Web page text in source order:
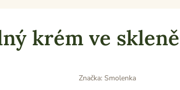
krém ve
Značka: Smolenka